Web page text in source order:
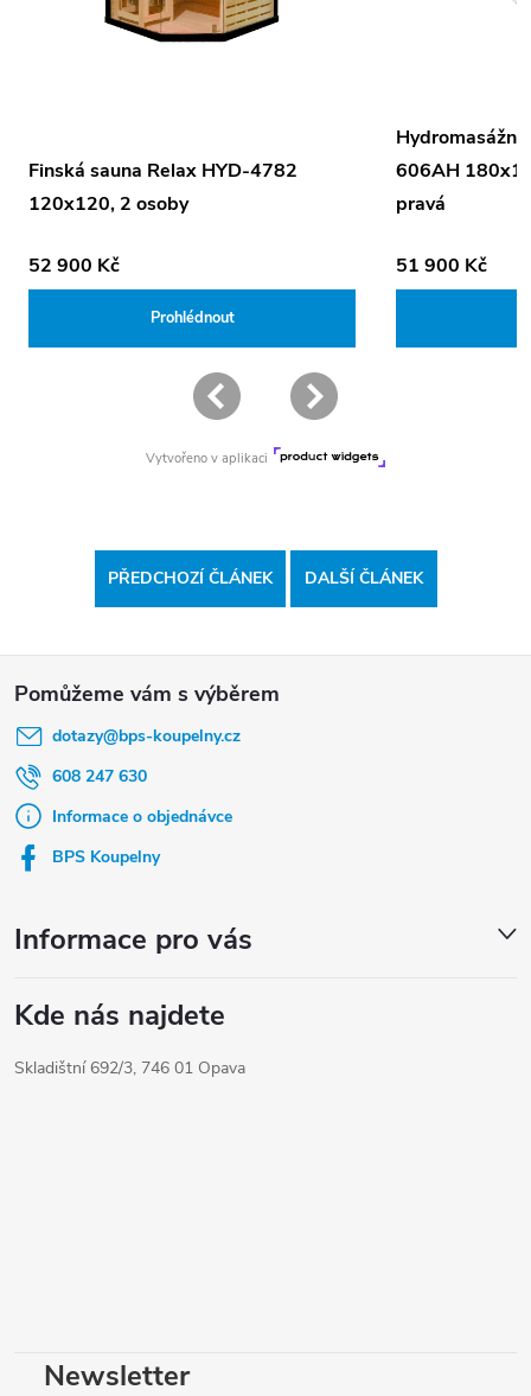
PŘEDCHOZÍ ČLÁNEK DALŠÍ ČLÁNEK
dotazy@bps-koupelny.cz
608 247 630
Informace o objednávce
BPS Koupelny
Informace pro vás
Kde nás najdete
Skladištní 692/3, 746 01 Opava
Newsletter